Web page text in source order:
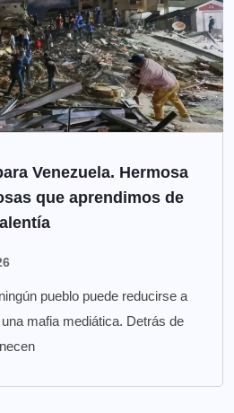
Venezuela. Hermosa
que aprendimos de
pueblo puede reducirse a
mafia mediática. Detrás de